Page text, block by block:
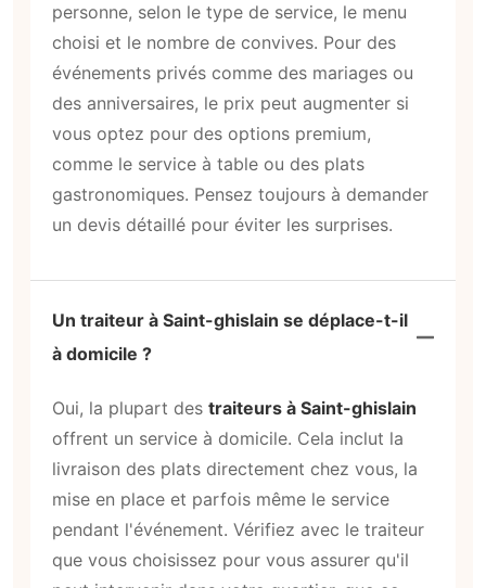
personne, selon le type de service, le menu
choisi et le nombre de convives. Pour des
événements privés comme des mariages ou
des anniversaires, le prix peut augmenter si
vous optez pour des options premium,
comme le service à table ou des plats
gastronomiques. Pensez toujours à demander
un devis détaillé pour éviter les surprises.
Un traiteur à Saint-ghislain se déplace-t-il
à domicile ?
Oui, la plupart des traiteurs à Saint-ghislain
offrent un service à domicile. Cela inclut la
livraison des plats directement chez vous, la
mise en place et parfois même le service
pendant l'événement. Vérifiez avec le traiteur
que vous choisissez pour vous assurer qu'il